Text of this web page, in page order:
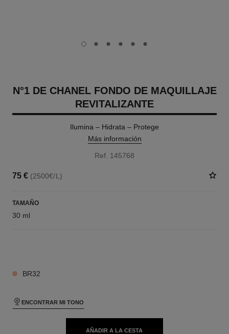
carousel dot
carousel dot
carousel dot
carousel dot
carousel dot
carousel dot
N°1 DE CHANEL FONDO DE MAQUILLAJE
REVITALIZANTE
Ilumina – Hidrata – Protege
Más información
Ref. 145768
75 € (2500€/L)
TAMAÑO
30 ml
BR32
ENCONTRAR MI TONO
AÑADIR A LA CESTA